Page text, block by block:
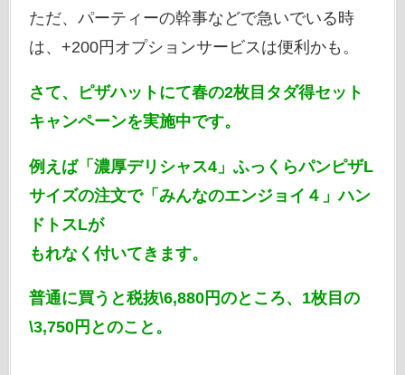
ただ、パーティーの幹事などで急いでいる時
は、+200円オプションサービスは便利かも。
さて、ピザハットにて春の2枚目タダ得セット
キャンペーンを実施中です。
例えば「濃厚デリシャス4」ふっくらパンピザL
サイズの注文で「みんなのエンジョイ４」ハン
ドトスLが
もれなく付いてきます。
普通に買うと税抜\6,880円のところ、1枚目の
\3,750円とのこと。